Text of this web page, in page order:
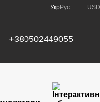
УкрРус USD
+380502449055